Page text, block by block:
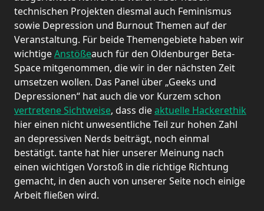
technischen Projekten diesmal auch Feminismus
sowie Depression und Burnout Themen auf der
Veranstaltung. Für beide Themengebiete haben wir
wichtigeAnstößeauch für den Oldenburger Beta-
Space mitgenommen, die wir in der nächsten Zeit
umsetzen wollen. Das Panel über „Geeks und
Depressionen“ hat auch die vor Kurzem schon
vertretene Sichtweise, dass dieaktuelle Hackerethik
hier einen nicht unwesentliche Teil zur hohen Zahl
an depressiven Nerds beiträgt, noch einmal
bestätigt. tante hat hier unserer Meinung nach
einen wichtigen Vorstoß in die richtige Richtung
gemacht, in den auch von unserer Seite noch einige
Arbeit fließen wird.